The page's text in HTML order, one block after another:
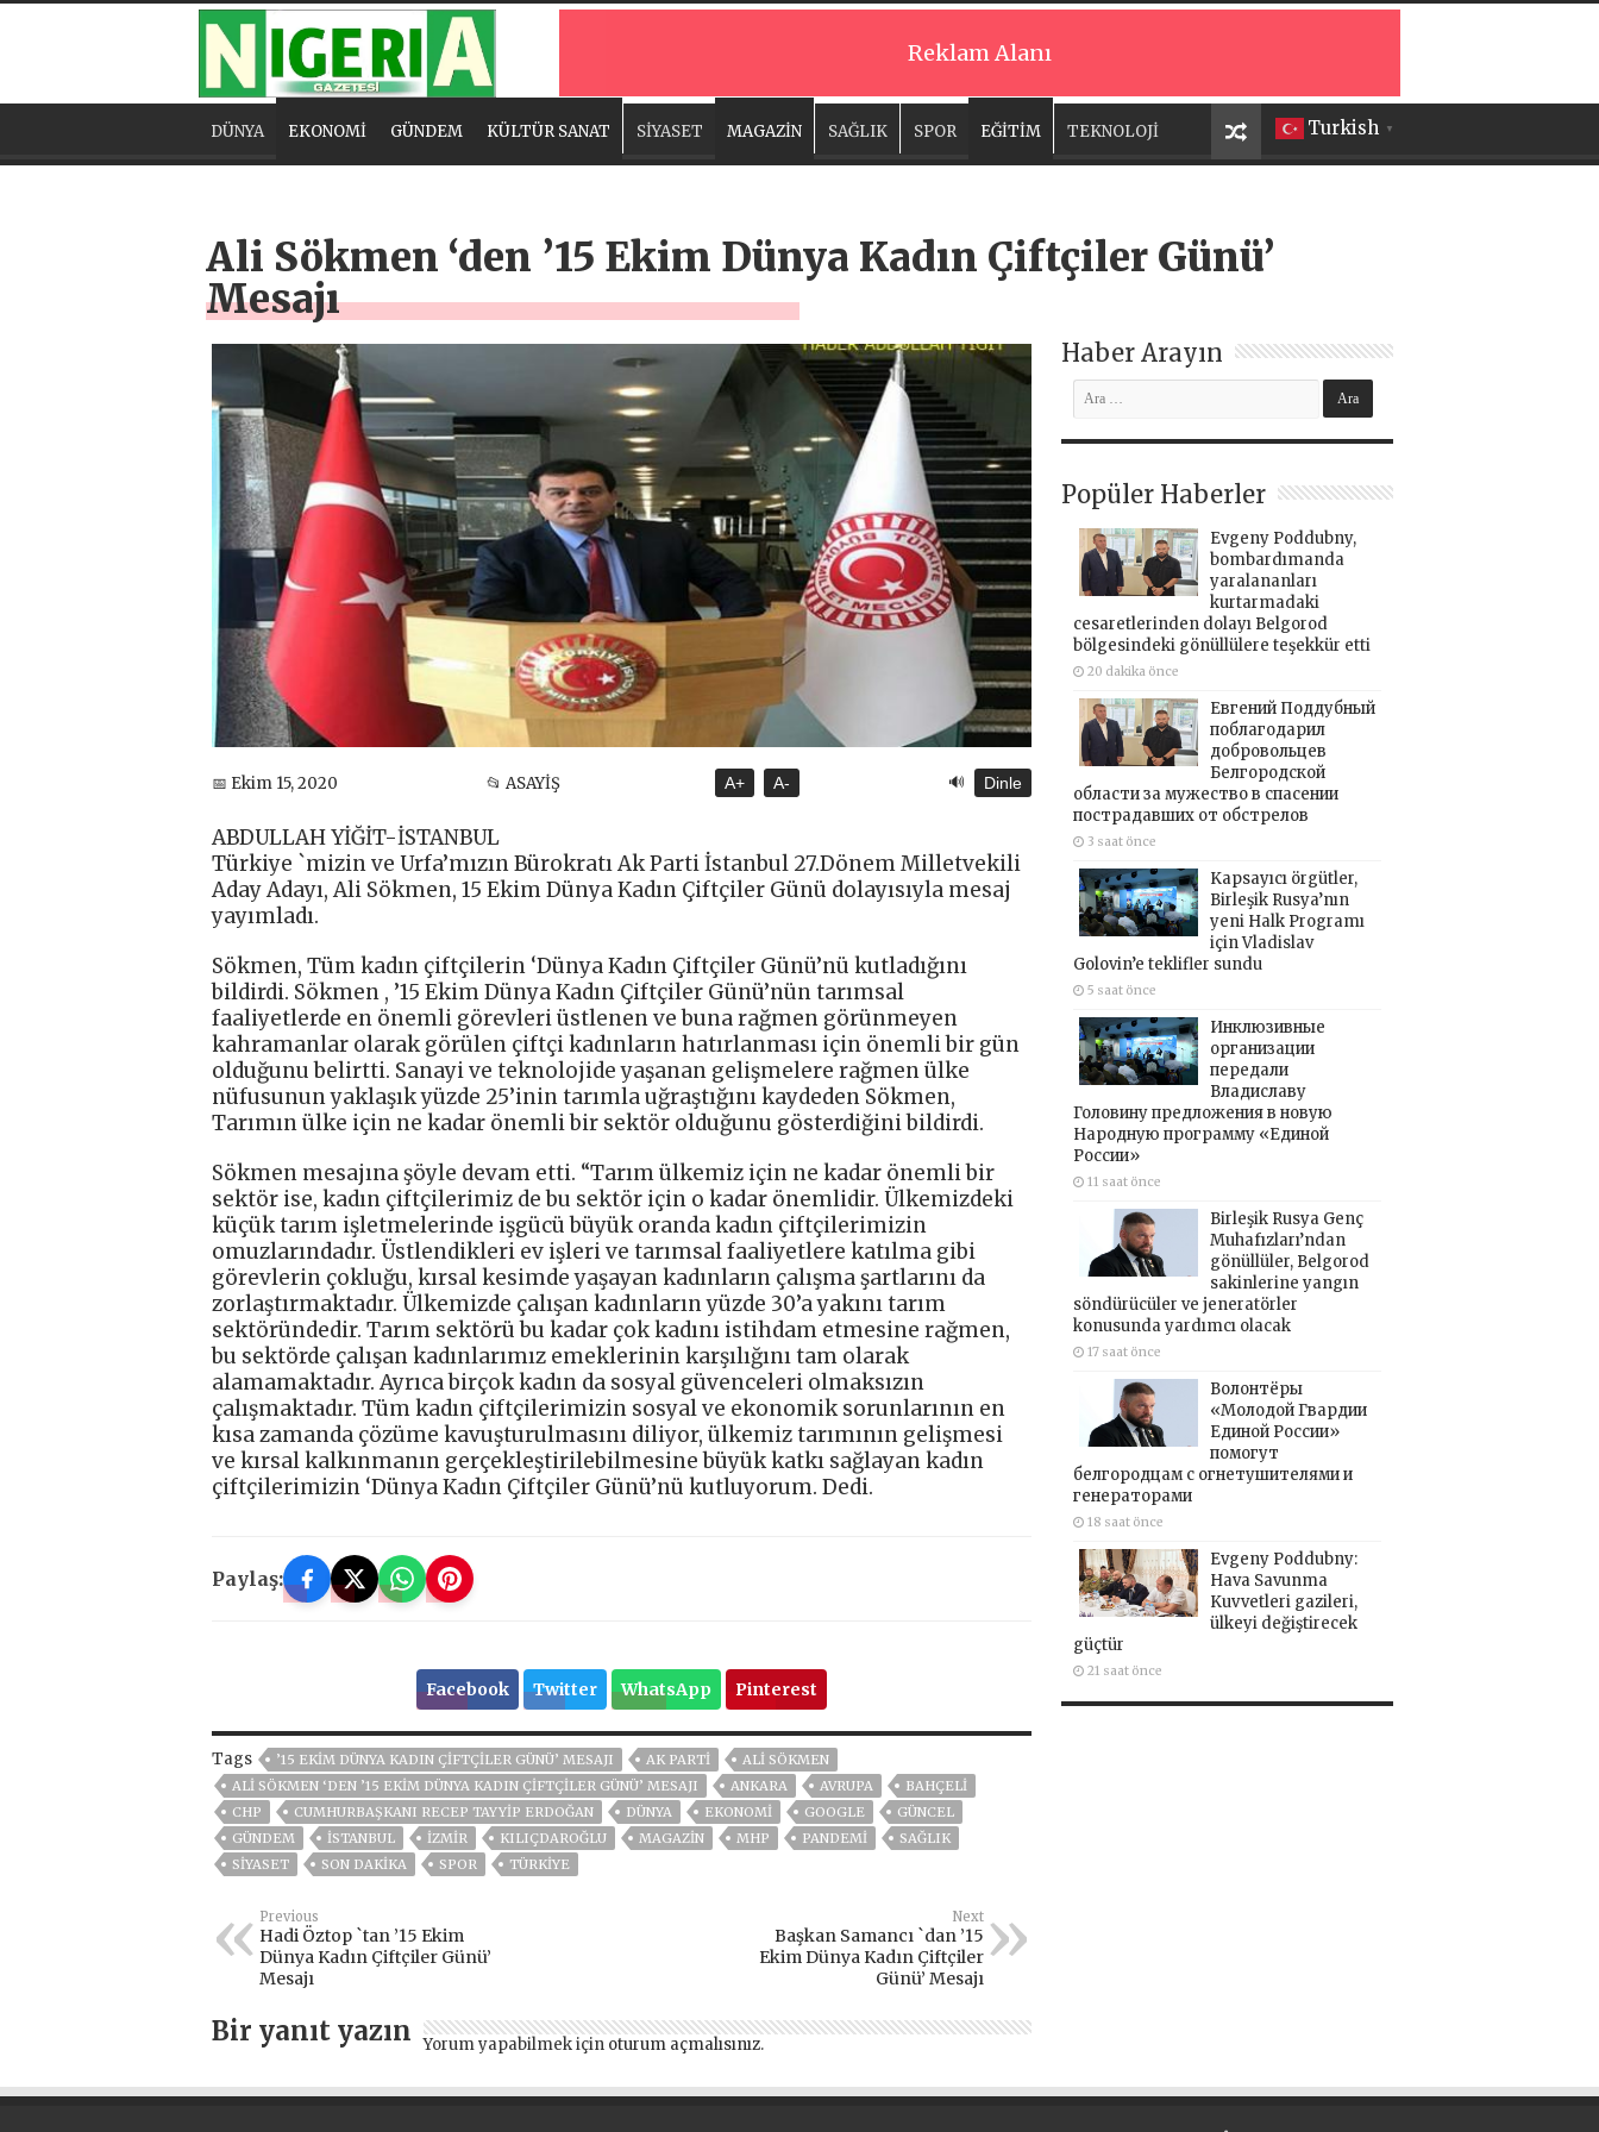
Reklam Alanı
Turkish ▼
DÜNYA EKONOMİ GÜNDEM KÜLTÜR SANAT SİYASET MAGAZİN SAĞLIK SPOR EĞİTİM TEKNOLOJİ
Ali Sökmen ‘den ’15 Ekim Dünya Kadın Çiftçiler Günü’
Mesajı
📅 Ekim 15, 2020 📂 ASAYİŞ A+ A- 🔊 Dinle
ABDULLAH YİĞİT-İSTANBUL
Türkiye `mizin ve Urfa’mızın Bürokratı Ak Parti İstanbul 27.Dönem Milletvekili
Aday Adayı, Ali Sökmen, 15 Ekim Dünya Kadın Çiftçiler Günü dolayısıyla mesaj
yayımladı.
Sökmen, Tüm kadın çiftçilerin ‘Dünya Kadın Çiftçiler Günü’nü kutladığını
bildirdi. Sökmen , ’15 Ekim Dünya Kadın Çiftçiler Günü’nün tarımsal
faaliyetlerde en önemli görevleri üstlenen ve buna rağmen görünmeyen
kahramanlar olarak görülen çiftçi kadınların hatırlanması için önemli bir gün
olduğunu belirtti. Sanayi ve teknolojide yaşanan gelişmelere rağmen ülke
nüfusunun yaklaşık yüzde 25’inin tarımla uğraştığını kaydeden Sökmen,
Tarımın ülke için ne kadar önemli bir sektör olduğunu gösterdiğini bildirdi.
Sökmen mesajına şöyle devam etti. “Tarım ülkemiz için ne kadar önemli bir
sektör ise, kadın çiftçilerimiz de bu sektör için o kadar önemlidir. Ülkemizdeki
küçük tarım işletmelerinde işgücü büyük oranda kadın çiftçilerimizin
omuzlarındadır. Üstlendikleri ev işleri ve tarımsal faaliyetlere katılma gibi
görevlerin çokluğu, kırsal kesimde yaşayan kadınların çalışma şartlarını da
zorlaştırmaktadır. Ülkemizde çalışan kadınların yüzde 30’a yakını tarım
sektöründedir. Tarım sektörü bu kadar çok kadını istihdam etmesine rağmen,
bu sektörde çalışan kadınlarımız emeklerinin karşılığını tam olarak
alamamaktadır. Ayrıca birçok kadın da sosyal güvenceleri olmaksızın
çalışmaktadır. Tüm kadın çiftçilerimizin sosyal ve ekonomik sorunlarının en
kısa zamanda çözüme kavuşturulmasını diliyor, ülkemiz tarımının gelişmesi
ve kırsal kalkınmanın gerçekleştirilebilmesine büyük katkı sağlayan kadın
çiftçilerimizin ‘Dünya Kadın Çiftçiler Günü’nü kutluyorum. Dedi.
Paylaş:
Facebook Twitter WhatsApp Pinterest
Tags ’15 EKIM DÜNYA KADIN ÇIFTÇILER GÜNÜ’ MESAJI AK PARTİ
ALI SÖKMEN
ALI SÖKMEN ‘DEN ’15 EKIM DÜNYA KADIN ÇIFTÇILER GÜNÜ’ MESAJI
ANKARA AVRUPA
BAHÇELİ
CHP
CUMHURBAŞKANI RECEP TAYYIP ERDOĞAN DÜNYA EKONOMİ GOOGLE
GÜNCEL
GÜNDEM
ISTANBUL İZMIR KILIÇDAROĞLU MAGAZİN MHP PANDEMİ
SAĞLIK
SİYASET
SON DAKIKA SPOR TÜRKİYE
Previous
Hadi Öztop `tan ’15 Ekim
Dünya Kadın Çiftçiler Günü’
Mesajı
Next
Başkan Samancı `dan ’15
Ekim Dünya Kadın Çiftçiler
Günü’ Mesajı
Bir yanıt yazın Yorum yapabilmek için oturum açmalısınız.
Haber Arayın
Popüler Haberler
Evgeny Poddubny,
bombardımanda
yaralananları
kurtarmadaki
cesaretlerinden dolayı Belgorod
bölgesindeki gönüllülere teşekkür etti
20 dakika önce
Евгений Поддубный
поблагодарил
добровольцев
Белгородской
области за мужество в спасении
пострадавших от обстрелов
3 saat önce
Kapsayıcı örgütler,
Birleşik Rusya’nın
yeni Halk Programı
için Vladislav
Golovin’e teklifler sundu
5 saat önce
Инклюзивные
организации
передали
Владиславу
Головину предложения в новую
Народную программу «Единой
России»
11 saat önce
Birleşik Rusya Genç
Muhafızları’ndan
gönüllüler, Belgorod
sakinlerine yangın
söndürücüler ve jeneratörler
konusunda yardımcı olacak
17 saat önce
Волонтёры
«Молодой Гвардии
Единой России»
помогут
белгородцам с огнетушителями и
генераторами
18 saat önce
Evgeny Poddubny:
Hava Savunma
Kuvvetleri gazileri,
ülkeyi değiştirecek
güçtür
21 saat önce